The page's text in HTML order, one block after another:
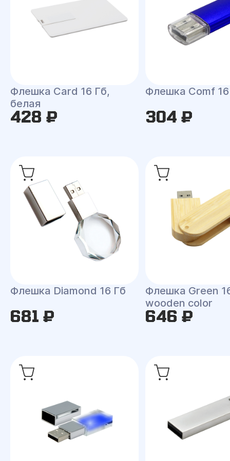
Флешка Card 16 Гб,
белая
428 ₽
Флешка Comf
304 ₽
Флешка Diamond 16 Гб
681 ₽
Флешка Green
wooden color
646 ₽